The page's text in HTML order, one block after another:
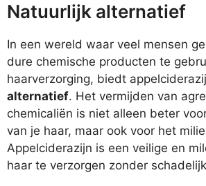
Natuurlijk alternatief
In een wereld waar veel mensen
dure chemische producten te
haarverzorging, biedt
alternatief. Het vermijden van
chemicaliën is niet alleen beter
van je haar, maar ook voor het
Appelciderazijn is een veilige en
haar te verzorgen zonder